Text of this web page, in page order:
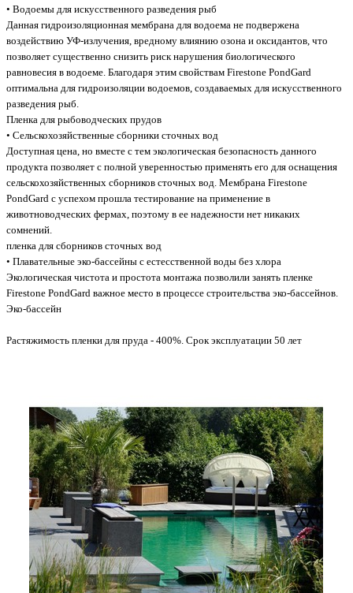
• Водоемы для искусственного разведения рыб
Данная гидроизоляционная мембрана для водоема не подвержена
воздействию УФ-излучения, вредному влиянию озона и оксидантов, что
позволяет существенно снизить риск нарушения биологического
равновесия в водоеме. Благодаря этим свойствам Firestone PondGard
оптимальна для гидроизоляции водоемов, создаваемых для искусственного
разведения рыб.
Пленка для рыбоводческих прудов
• Сельскохозяйственные сборники сточных вод
Доступная цена, но вместе с тем экологическая безопасность данного
продукта позволяет с полной уверенностью применять его для оснащения
сельскохозяйственных сборников сточных вод. Мембрана Firestone
PondGard с успехом прошла тестирование на применение в
животноводческих фермах, поэтому в ее надежности нет никаких
сомнений.
пленка для сборников сточных вод
• Плавательные эко-бассейны с естесственной воды без хлора
Экологическая чистота и простота монтажа позволили занять пленке
Firestone PondGard важное место в процессе строительства эко-бассейнов.
Эко-бассейн
Растяжимость пленки для пруда - 400%. Срок эксплуатации 50 лет